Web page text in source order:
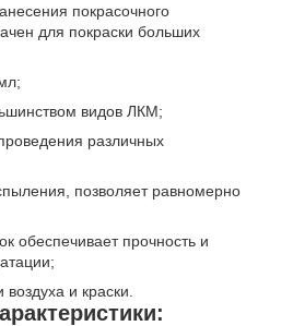
покрасочного
для покраски больших
видов ЛКМ;
различных
позволяет равномерно
обеспечивает прочность и
и краски.